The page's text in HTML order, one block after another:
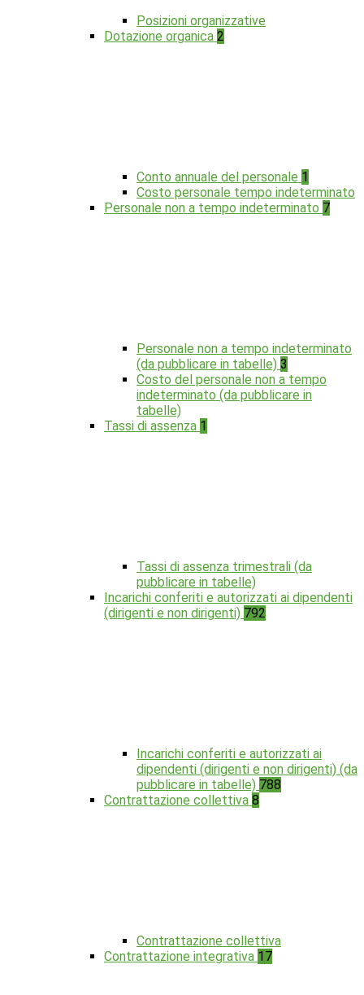
Posizioni organizzative
Dotazione organica 2
Conto annuale del personale 1
Costo personale tempo indeterminato
Personale non a tempo indeterminato 7
Personale non a tempo indeterminato
(da pubblicare in tabelle) 3
Costo del personale non a tempo
indeterminato (da pubblicare in
tabelle)
Tassi di assenza 1
Tassi di assenza trimestrali (da
pubblicare in tabelle)
Incarichi conferiti e autorizzati ai dipendenti
(dirigenti e non dirigenti) 792
Incarichi conferiti e autorizzati ai
dipendenti (dirigenti e non dirigenti) (da
pubblicare in tabelle) 788
Contrattazione collettiva 8
Contrattazione collettiva
Contrattazione integrativa 17